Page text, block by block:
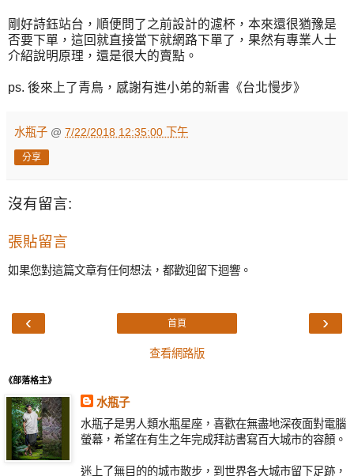
剛好詩鈺站台，順便問了之前設計的濾杯，本來還很猶豫是
否要下單，這回就直接當下就網路下單了，果然有專業人士
介紹說明原理，還是很大的賣點。
ps. 後來上了青鳥，感謝有進小弟的新書《台北慢步》
水瓶子 @ 7/22/2018 12:35:00 下午
分享
沒有留言:
張貼留言
如果您對這篇文章有任何想法，都歡迎留下迴響。
‹ ›
首頁
查看網路版
《部落格主》
水瓶子
水瓶子是男人類水瓶星座，喜歡在無盡地深夜面對電腦
螢幕，希望在有生之年完成拜訪書寫百大城市的容顏。
迷上了無目的的城市散步，到世界各大城市留下足跡，